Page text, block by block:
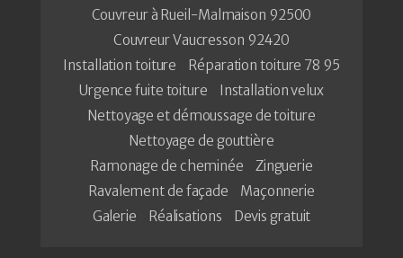
Couvreur à Rueil-Malmaison 92500
Couvreur Vaucresson 92420
Installation toiture
Réparation toiture 78 95
Urgence fuite toiture
Installation velux
Nettoyage et démoussage de toiture
Nettoyage de gouttière
Ramonage de cheminée
Zinguerie
Ravalement de façade
Maçonnerie
Galerie
Réalisations Devis gratuit